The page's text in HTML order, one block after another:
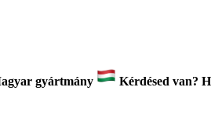
gyártmány Kérdésed van?